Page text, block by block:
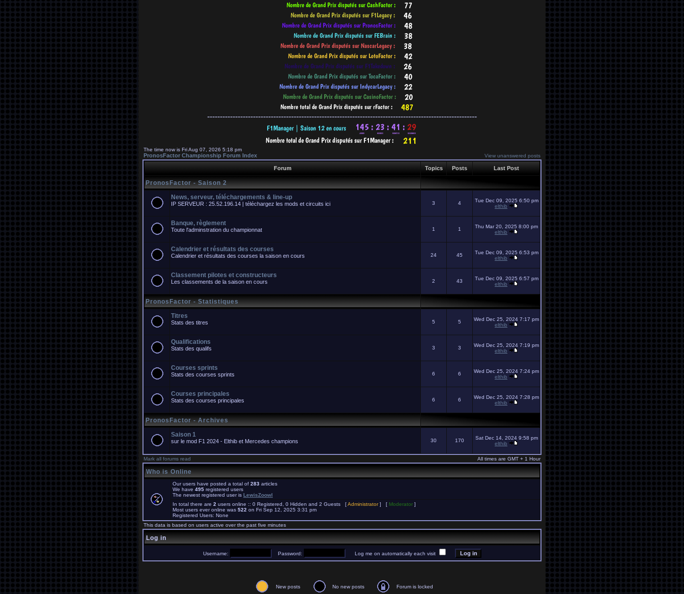
----------------------------------------------------------------------------------------------------------
The time now is Fri Aug 07, 2026 5:18 pm
PronosFactor Championship Forum Index View unanswered posts
Forum Topics Posts Last Post
PronosFactor - Saison 2
News, serveur, téléchargements & line-up
IP SERVEUR : 25.52.196.14 | téléchargez les mods et circuits ici 3 4
Tue Dec 09, 2025 6:50 pm
elthib
Banque, règlement
Toute l'adminstration du championnat 1 1
Thu Mar 20, 2025 8:00 pm
elthib
Calendrier et résultats des courses
Calendrier et résultats des courses la saison en cours 24 45
Tue Dec 09, 2025 6:53 pm
elthib
Classement pilotes et constructeurs
Les classements de la saison en cours 2 43
Tue Dec 09, 2025 6:57 pm
elthib
PronosFactor - Statistiques
Titres
Stats des titres 5 5
Wed Dec 25, 2024 7:17 pm
elthib
Qualifications
Stats des qualifs 3 3
Wed Dec 25, 2024 7:19 pm
elthib
Courses sprints
Stats des courses sprints 6 6
Wed Dec 25, 2024 7:24 pm
elthib
Courses principales
Stats des courses principales 6 6
Wed Dec 25, 2024 7:28 pm
elthib
PronosFactor - Archives
Saison 1
sur le mod F1 2024 - Elthib et Mercedes champions 30 170
Sat Dec 14, 2024 9:58 pm
elthib
Mark all forums read All times are GMT + 1 Hour
Who is Online
Our users have posted a total of 283 articles
We have 495 registered users
The newest registered user is LewisZoowl
In total there are 2 users online :: 0 Registered, 0 Hidden and 2 Guests [Administrator] [ Moderator ]
Most users ever online was 522 on Fri Sep 12, 2025 3:31 pm
Registered Users: None
This data is based on users active over the past five minutes
Log in
Username: Password: Log me on automatically each visit
New posts No new posts Forum is locked